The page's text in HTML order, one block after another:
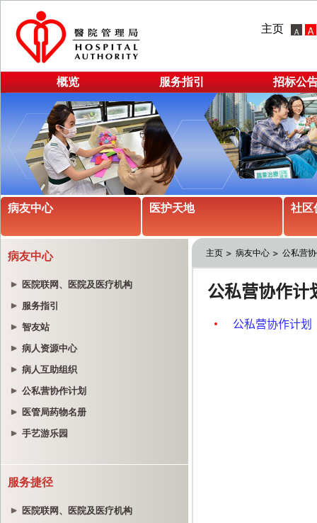
主页
概览 服务指引 招标公
病友中心 医护天地 社区
病友中心
医院联网、医院及医疗机构
服务指引
智友站
病人资源中心
病人互助组织
公私营协作计划
医管局药物名册
手艺游乐园
服务捷径
医院联网、医院及医疗机构
主页 病友中心 公私营